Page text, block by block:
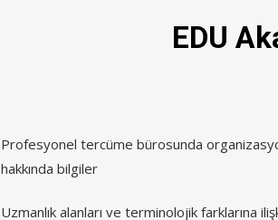
EDU
Profesyonel tercüme bürosunda
hakkında bilgiler
Uzmanlık alanları ve terminolojik farklarına